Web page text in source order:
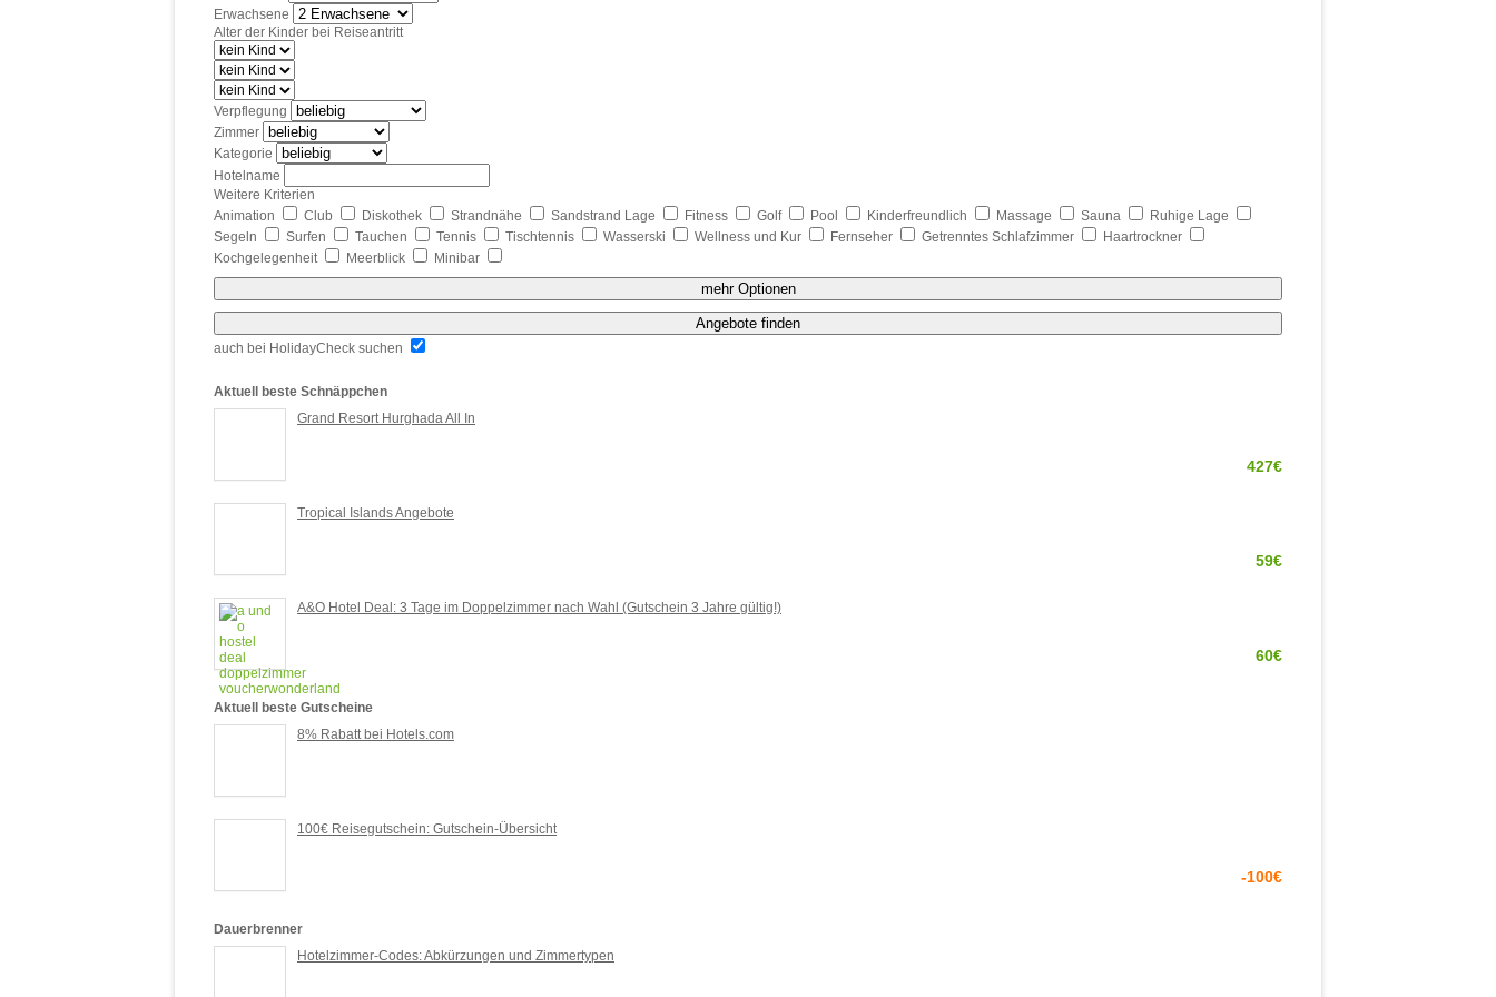
Erwachsene
Alter der Kinder bei Reiseantritt
Verpflegung
Zimmer
Kategorie
Hotelname
Weitere Kriterien
Animation
Club Diskothek Strandnähe Sandstrand Lage Fitness Golf Pool Kinderfreundlich Massage Sauna
Ruhige Lage
Segeln
Surfen Tauchen Tennis Tischtennis Wasserski Wellness und Kur Fernseher Getrenntes Schlafzimmer
Haartrockner
Kochgelegenheit
Meerblick Minibar
mehr Optionen
Angebote finden
auch bei HolidayCheck suchen
Aktuell beste Schnäppchen
Grand Resort Hurghada All In
427€
Tropical Islands Angebote
59€
A&O Hotel Deal: 3 Tage im Doppelzimmer nach Wahl (Gutschein 3 Jahre gültig!)
60€
Aktuell beste Gutscheine
8% Rabatt bei Hotels.com
100€ Reisegutschein: Gutschein-Übersicht
-100€
Dauerbrenner
Hotelzimmer-Codes: Abkürzungen und Zimmertypen